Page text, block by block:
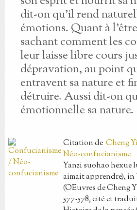
dit-on qu'il rend
émotions. Quant à
sachant comment les
leur laisse libre cours
dépravation, au point
entravent sa nature et
détruire. Aussi dit-on
émotionnelle sa nature.
Citationde Cheng
Néo-confucianisme
Yanzi suohao hexue
aimait apprendre),
(OEuvres de Cheng
577-578, cité et